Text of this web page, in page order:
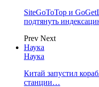
SiteGoToTop и
подтянуть
Prev Next
Наука
Наука
Китай запустил
станции…